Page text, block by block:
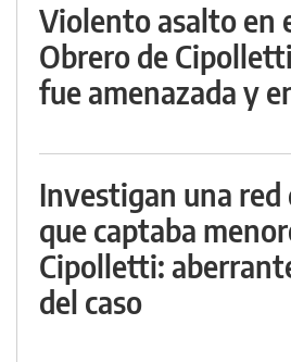
Violento asalto en
Obrero de
fue amenazada y
Investigan una red
que captaba
Cipolletti:
del caso